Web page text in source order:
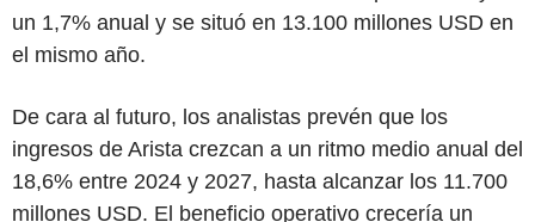
un 1,7% anual y se situó en 13.100 millones USD en
el mismo año.
De cara al futuro, los analistas prevén que los
ingresos de Arista crezcan a un ritmo medio anual del
18,6% entre 2024 y 2027, hasta alcanzar los 11.700
millones USD. El beneficio operativo crecería un